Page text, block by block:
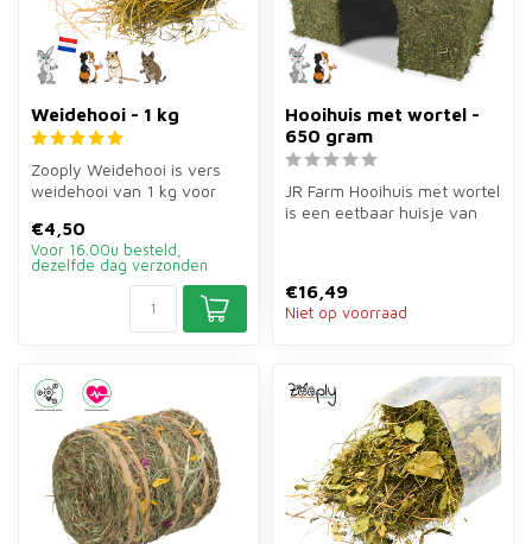
Weidehooi - 1 kg
Zooply Weidehooi is vers
weidehooi van 1 kg voor
kna...
€4,50
Voor 16.00u besteld,
dezelfde dag verzonden
Hooihuis met wortel -
650 gram
JR Farm Hooihuis met wortel
is een eetbaar huisje van
€16,49
Niet op voorraad